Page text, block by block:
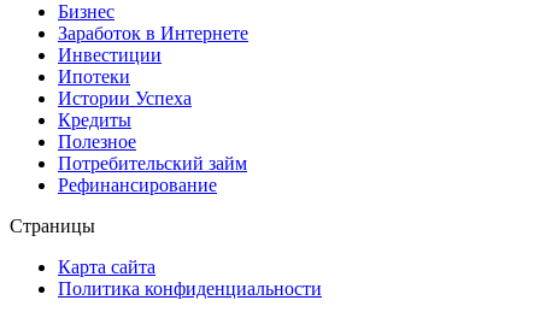
Бизнес
Заработок в Интернете
Инвестиции
Ипотеки
Истории Успеха
Кредиты
Полезное
Потребительский займ
Рефинансирование
Страницы
Карта сайта
Политика конфиденциальности